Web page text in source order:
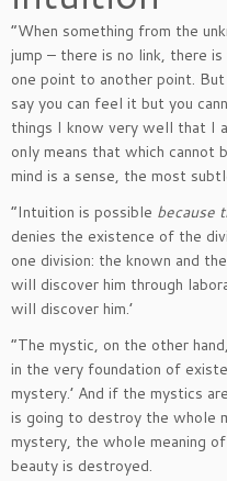
“When something from the
jump – there is no link, there
one point to another point.
say you can feel it but you
things I know very well that I
only means that which cannot
mind is a sense, the most
“Intuition is possible because
denies the existence of the
one division: the known and
will discover him through
will discover him.’
“The mystic, on the other
in the very foundation of
mystery.’ And if the mystics
is going to destroy the whole
mystery, the whole meaning
beauty is destroyed.